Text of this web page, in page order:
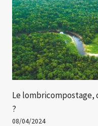
Le lombricompostage,
?
08/04/2024